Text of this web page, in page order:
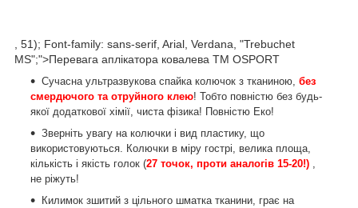
, 51); Font-family: sans-serif, Arial, Verdana, "Trebuchet
MS";">Перевага аплікатора ковалева TM OSPORT
Сучасна ультразвукова спайка колючок з тканиною, без
смердючого та отруйного клею! Тобто повністю без будь-
якої додаткової хімії, чиста фізика! Повністю Еко!
Зверніть увагу на колючки і вид пластику, що
використовуються. Колючки в міру гострі, велика площа,
кількість і якість голок (27 точок, проти аналогів 15-20!) ,
не ріжуть!
Килимок зшитий з цільного шматка тканини, грає на